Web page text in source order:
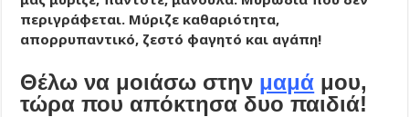
περιγράφεται. Μύριζε καθαριότητα,
απορρυπαντικό, ζεστό φαγητό και αγάπη!
Θέλω να μοιάσω στην μαμά μου,
τώρα που απόκτησα δυο παιδιά!